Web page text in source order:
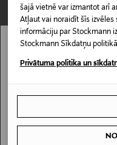
šajā vietnē var izmantot arī
Atļaut vai noraidīt šīs
informāciju par Stockmann
Stockmann Sīkdatņu
Privātuma politika un
Materiāls
71% kokvilna, 27%
Kopšanas instrukcijas
veļas žāvētājā,
maks. 150 grādu
Mazgāšanas
Stockmann nav
I